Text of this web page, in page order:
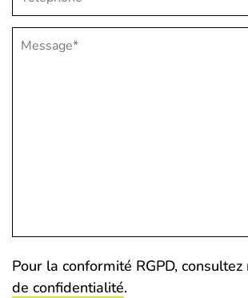
Pour la conformité RGPD, consultez
de confidentialité.